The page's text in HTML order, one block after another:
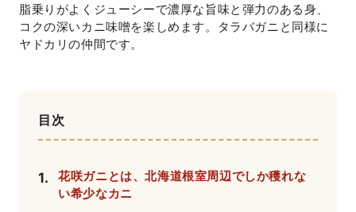
脂乗りがよくジューシーで濃厚な旨味と弾力のある身、
コクの深いカニ味噌を楽しめます。タラバガニと同様に
ヤドカリの仲間です。
目次
1.
花咲ガニとは、北海道根室周辺でしか穫れな
い希少なカニ